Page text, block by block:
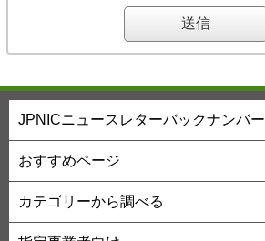
JPNICニュースレターバックナンバー
おすすめページ
カテゴリーから調べる